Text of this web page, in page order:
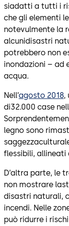
siadatti a tutti i
che gli elementi
notevulmente la
alcunidisastri
potrebbero non
inondazioni – ad
acqua.
Nell’agosto 2018,
di32.000 case
legno sono
flessibili, allineati
D’altra parte, le
non mostrare
disastri naturali,
incendi. Nelle
può ridurre i